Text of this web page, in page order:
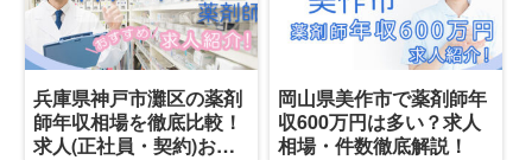
兵庫県神戸市灘区の薬剤
師年収相場を徹底比較！
求人(正社員・契約)おす
岡山県美作市で薬剤師年
収600万円は多い？求人
相場・件数徹底解説！